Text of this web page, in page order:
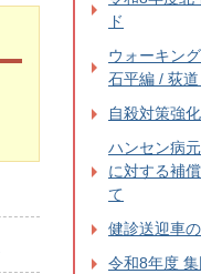
ド
ウォーキン
石平編 / 荻
自殺対策強
ハンセン病
に対する補
て
健診送迎車
令和8年度